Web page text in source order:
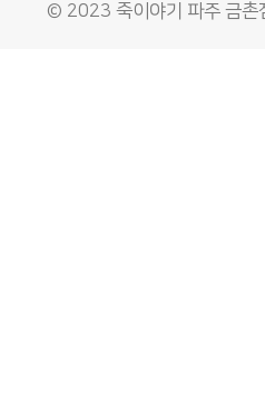
© 2023 죽이야기 파주 금촌